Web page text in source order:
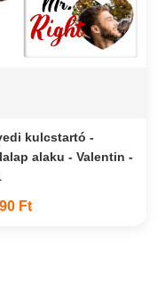
kulcstartó -
alaku - Valentin -
Ft